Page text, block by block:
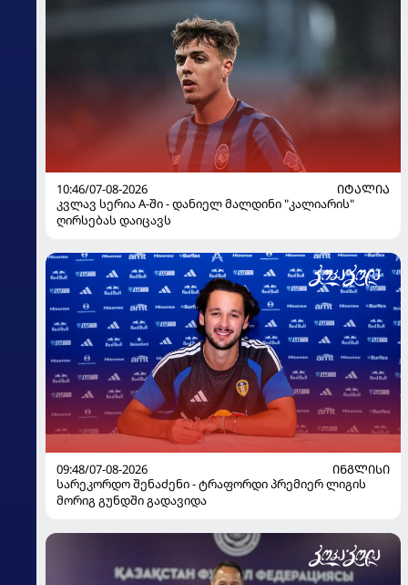
10:46/07-08-2026
ᲘᲢᲐᲚᲘᲐ
კვლავ სერია A-ში - დანიელ მალდინი "კალიარის"
ღირსებას დაიცავს
09:48/07-08-2026
ᲘᲜᲒᲚᲘᲡᲘ
სარეკორდო შენაძენი - ტრაფორდი პრემიერ ლიგის
მორიგ გუნდში გადავიდა